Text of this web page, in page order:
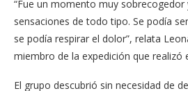
“Fue un momento muy sobrecogedor
sensaciones de todo tipo. Se podía
se podía respirar el dolor”, relata
miembro de la expedición que realizó
El grupo descubrió sin necesidad de